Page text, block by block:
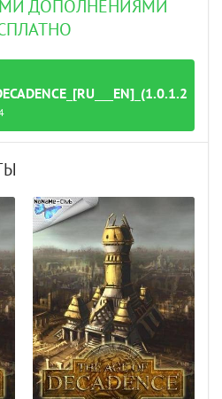
ДОПОЛНЕНИЯМИ